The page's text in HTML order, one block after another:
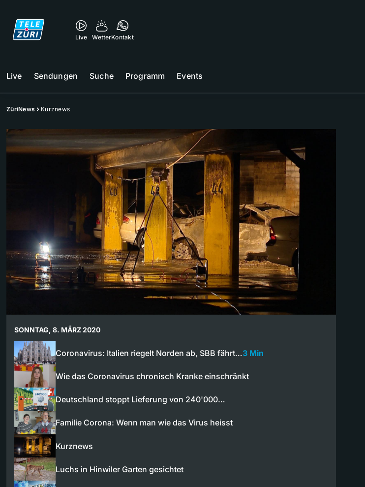
Live WetterKontakt
Live Sendungen Suche Programm Events
ZüriNews Kurznews
SONNTAG, 8. MÄRZ 2020
Coronavirus: Italien riegelt Norden ab, SBB fährt…3 Min
Wie das Coronavirus chronisch Kranke einschränkt
Deutschland stoppt Lieferung von 240'000…
Familie Corona: Wenn man wie das Virus heisst
Kurznews
Luchs in Hinwiler Garten gesichtet